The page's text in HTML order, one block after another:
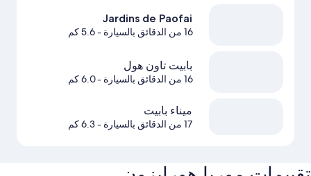
Jardins de Paofai
16 من الدقائق بالسيارة - 5.6 كم
بابيت تاون هول
16 من الدقائق بالسيارة - 6.0 كم
ميناء بابيت
17 من الدقائق بالسيارة - 6.3 كم